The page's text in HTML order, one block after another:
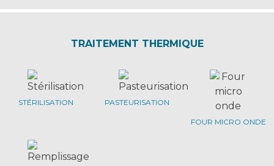
TRAITEMENT THERMIQUE
STÉRILISATION PASTEURISATION
FOUR MICRO ONDE